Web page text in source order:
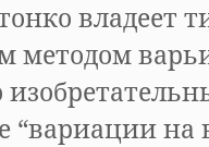
владеет
методом
“вариации